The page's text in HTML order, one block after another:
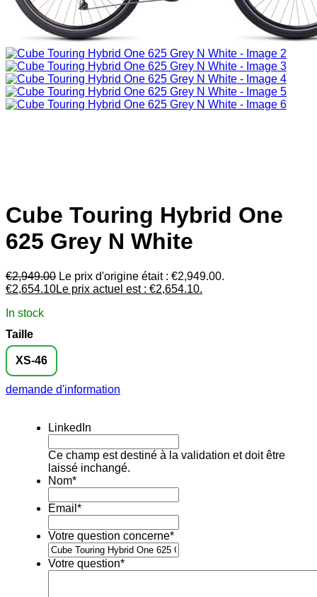
Cube Touring Hybrid One
625 Grey N White
€2,949.00 Le prix d'origine était : €2,949.00.
€2,654.10Le prix actuel est : €2,654.10.
In stock
Taille
XS-46
demande d'information
LinkedIn
Ce champ est destiné à la validation et doit être
laissé inchangé.
Nom*
Email *
Votre question concerne*
Votre question*